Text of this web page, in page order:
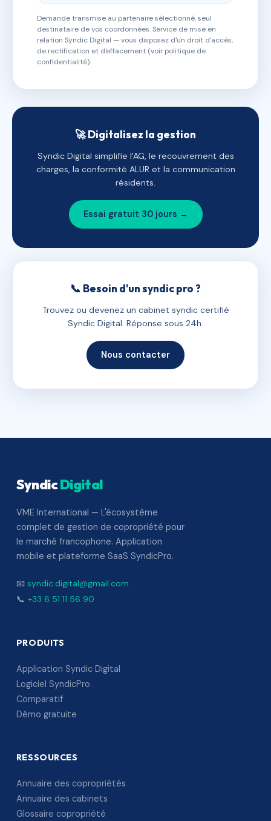
Demande transmise au partenaire sélectionné, seul
destinataire de vos coordonnées. Service de mise en
relation Syndic Digital — vous disposez d'un droit d'accès,
de rectification et d'effacement (voir politique de
confidentialité).
🚀 Digitalisez la gestion
Syndic Digital simplifie l'AG, le recouvrement des
charges, la conformité ALUR et la communication
résidents.
Essai gratuit 30 jours →
📞 Besoin d'un syndic pro ?
Trouvez ou devenez un cabinet syndic certifié
Syndic Digital. Réponse sous 24h.
Nous contacter
SyndicDigital
VME International — L'écosystème
complet de gestion de copropriété pour
le marché francophone. Application
mobile et plateforme SaaS SyndicPro.
📧 syndic.digital@gmail.com
📞 +33 6 51 11 56 90
PRODUITS
Application Syndic Digital
Logiciel SyndicPro
Comparatif
Démo gratuite
RESSOURCES
Annuaire des copropriétés
Annuaire des cabinets
Glossaire copropriété